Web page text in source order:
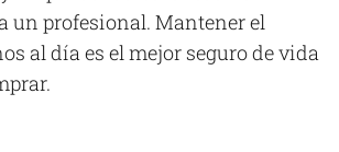
un profesional. Mantener el
al día es el mejor seguro de vida